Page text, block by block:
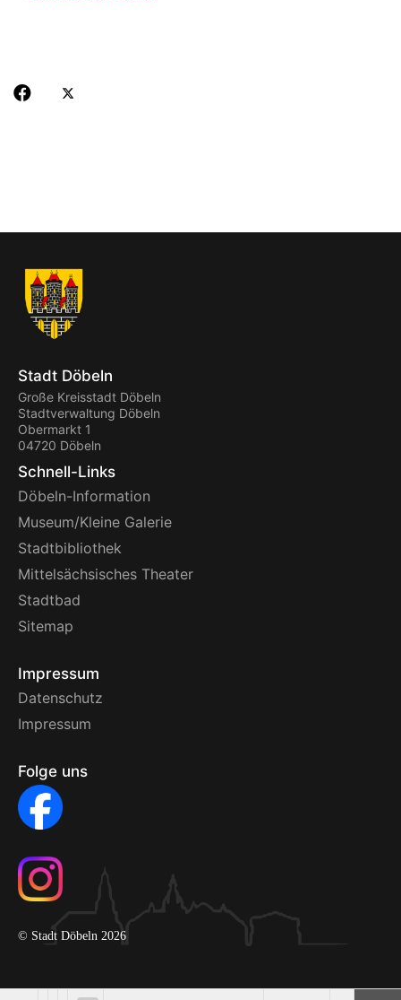
Stadt Döbeln
Große Kreisstadt Döbeln
Stadtverwaltung Döbeln
Obermarkt 1
04720 Döbeln
Schnell-Links
Döbeln-Information
Museum/Kleine Galerie
Stadtbibliothek
Mittelsächsisches Theater
Stadtbad
Sitemap
Impressum
Datenschutz
Impressum
Folge uns
© Stadt Döbeln 2026